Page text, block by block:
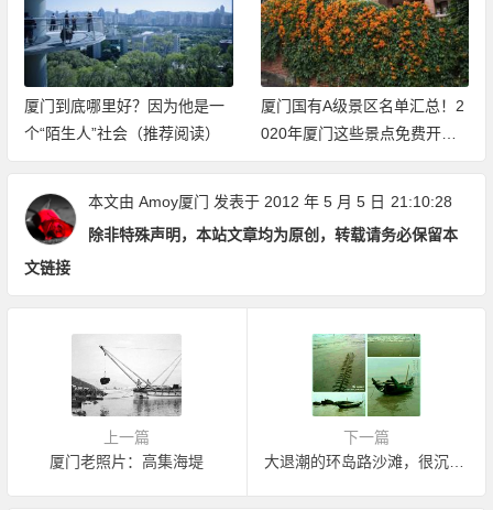
厦门到底哪里好？因为他是一
个“陌生人”社会（推荐阅读）
厦门国有A级景区名单汇总！2
020年厦门这些景点免费开放
（持续更新中）
本文由 Amoy厦门 发表于 2012 年 5 月 5 日 21:10:28
除非特殊声明，本站文章均为原创，转载请务必保留本
文链接
上一篇
厦门老照片：高集海堤
下一篇
大退潮的环岛路沙滩，很沉静，很致远。